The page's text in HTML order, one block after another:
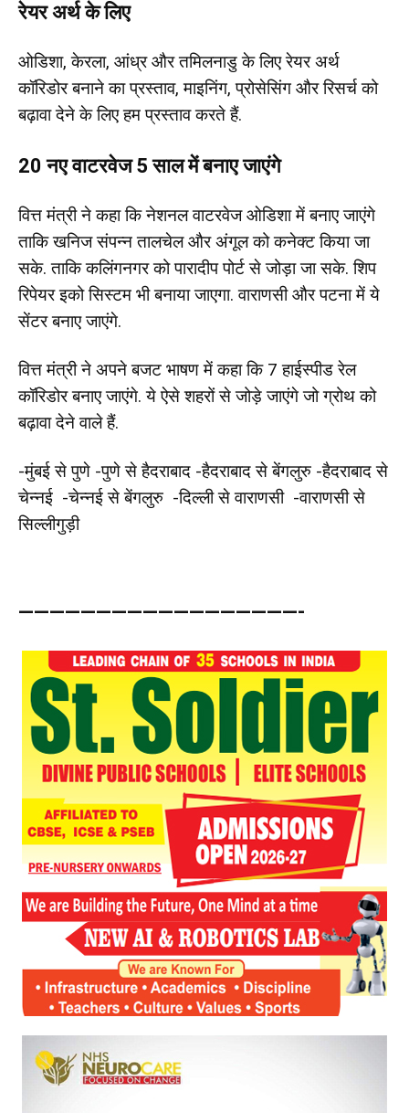
रेयर अर्थ के लिए
ओडिशा, केरला, आंध्र और तमिलनाडु के लिए रेयर अर्थ
कॉरिडोर बनाने का प्रस्ताव, माइनिंग, प्रोसेसिंग और रिसर्च को
बढ़ावा देने के लिए हम प्रस्ताव करते हैं.
20 नए वाटरवेज 5 साल में बनाए जाएंगे
वित्त मंत्री ने कहा कि नेशनल वाटरवेज ओडिशा में बनाए जाएंगे
ताकि खनिज संपन्न तालचेल और अंगूल को कनेक्ट किया जा
सके. ताकि कलिंगनगर को पारादीप पोर्ट से जोड़ा जा सके. शिप
रिपेयर इको सिस्टम भी बनाया जाएगा. वाराणसी और पटना में ये
सेंटर बनाए जाएंगे.
वित्त मंत्री ने अपने बजट भाषण में कहा कि 7 हाईस्पीड रेल
कॉरिडोर बनाए जाएंगे. ये ऐसे शहरों से जोड़े जाएंगे जो ग्रोथ को
बढ़ावा देने वाले हैं.
-मुंबई से पुणे -पुणे से हैदराबाद -हैदराबाद से बेंगलुरु -हैदराबाद से
चेन्नई -चेन्नई से बेंगलुरु -दिल्ली से वाराणसी -वाराणसी से
सिल्लीगुड़ी
——————————————————-